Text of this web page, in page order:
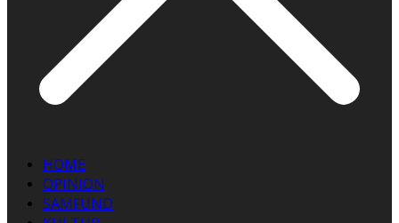
HOME
OPINION
SAMFUND